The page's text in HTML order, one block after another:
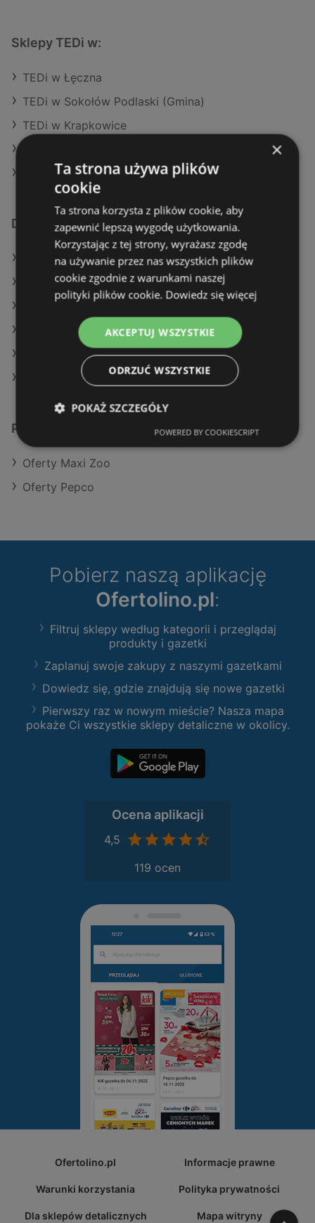
Sklepy TEDi w:
TEDi w Łęczna
TEDi w Sokołów Podlaski (Gmina)
TEDi w Krapkowice
TEDi w Rzgów
Dodatkowe łącza
Oferty TEDi
Oferty Maxi Zoo
Oferty Pepco
Aktualne gazetki Pepco
Aktualne gazetki Maxi Zoo
Sklepy TEDi w Międzyzdroje
Podobne sklepy detaliczne
Oferty Maxi Zoo
Oferty Pepco
Pobierz naszą aplikację
Ofertolino.pl:
Filtruj sklepy według kategorii i przeglądaj
produkty i gazetki
Zaplanuj swoje zakupy z naszymi gazetkami
Dowiedz się, gdzie znajdują się nowe gazetki
Pierwszy raz w nowym mieście? Nasza mapa
pokaże Ci wszystkie sklepy detaliczne w okolicy.
Ocena aplikacji
4,5
119 ocen
Ofertolino.pl Informacje prawne
Warunki korzystania Polityka prywatności
Dla sklepów detalicznych Mapa witryny
×
Ta strona używa plików
cookie
Ta strona korzysta z plików cookie, aby
zapewnić lepszą wygodę użytkowania.
Korzystając z tej strony, wyrażasz zgodę
na używanie przez nas wszystkich plików
cookie zgodnie z warunkami naszej
polityki plików cookie. Dowiedz się więcej
AKCEPTUJ WSZYSTKIE
ODRZUĆ WSZYSTKIE
POKAŻ SZCZEGÓŁY
POWERED BY COOKIESCRIPT